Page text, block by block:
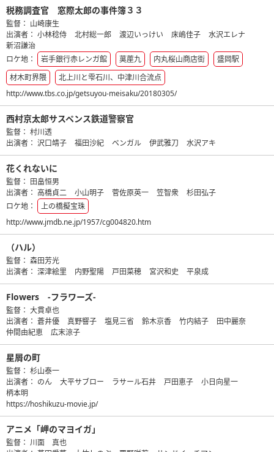
税務調査官 窓際太郎の事件簿３３
監督： 山崎康生
出演者： 小林稔侍 北村総一郎 渡辺いっけい 床嶋佳子
水沢エレナ
新沼謙治
ロケ地：
岩手銀行赤レンガ館 茣蓙九 内丸桜山商店街
盛岡駅
材木町界隈
北上川と雫石川、中津川合流点
http://www.tbs.co.jp/getsuyou-meisaku/20180305/
西村京太郎サスペンス鉄道警察官
監督： 村川透
出演者： 沢口靖子 福田沙紀 ベンガル 伊武雅刀 水沢アキ
花くれないに
監督： 田畠恒男
出演者： 高橋貞二 小山明子 菅佐原英一 笠智衆
杉田弘子
ロケ地：
上の橋擬宝珠
http://www.jmdb.ne.jp/1957/cg004820.htm
（ハル）
監督： 森田芳光
出演者： 深津絵里 内野聖陽 戸田菜穂 宮沢和史 平泉成
Flowers ‐フラワーズ‐
監督： 大貫卓也
出演者： 蒼井優 真野響子 塩見三省 鈴木京香 竹内結子
田中麗奈
仲間由紀恵
広末涼子
星屑の町
監督： 杉山泰一
出演者： のん 大平サブロー ラサール石井 戸田恵子
小日向星一
柄本明
https://hoshikuzu-movie.jp/
アニメ「岬のマヨイガ」
監督： 川面 真也